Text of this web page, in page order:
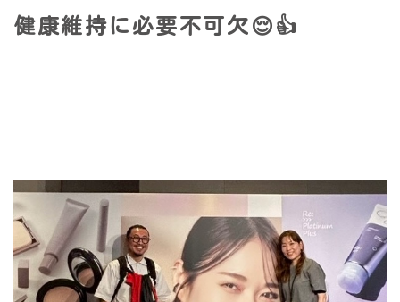
健康維持に必要不可欠😌👍